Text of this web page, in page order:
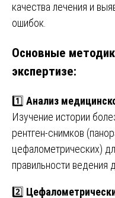
качества лечения и
ошибок.
Основные
экспертизе:
1️⃣ Анализ
Изучение истории
рентген-снимков
цефалометрических)
правильности ведения
2️⃣